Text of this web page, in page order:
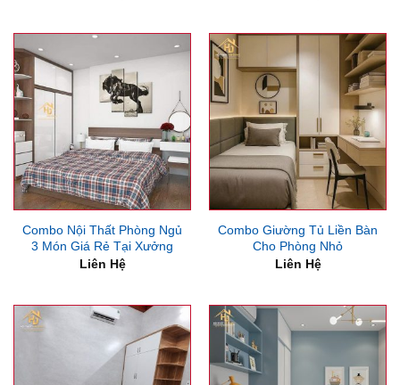
Combo Nội Thất Phòng Ngủ
3 Món Giá Rẻ Tại Xưởng
Liên Hệ
Combo Giường Tủ Liền Bàn
Cho Phòng Nhỏ
Liên Hệ